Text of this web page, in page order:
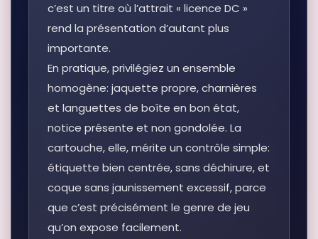
c’est un titre où l’attrait « licence DC »
rend la présentation d’autant plus
importante.
En pratique, privilégiez un ensemble
homogène: jaquette propre, charnières
et languettes de boîte en bon état,
notice présente et non gondolée. La
cartouche, elle, mérite un contrôle simple:
étiquette bien centrée, sans déchirure, et
coque sans jaunissement excessif, parce
que c’est précisément le genre de jeu
qu’on expose facilement.